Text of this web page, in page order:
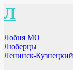
Л
Лобня МО
Люберцы
Ленинск-Кузнецкий